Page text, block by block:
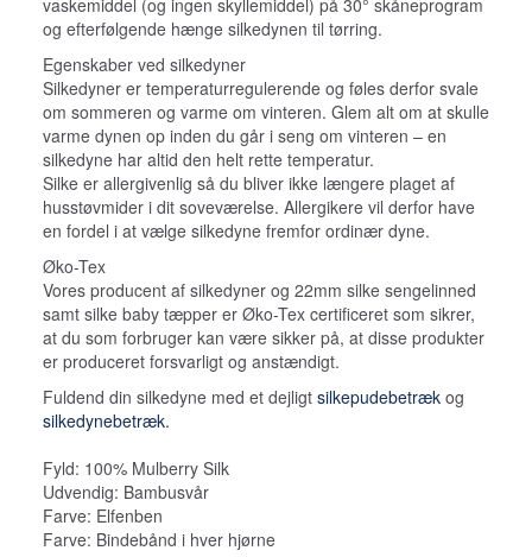
og efterfølgende hænge silkedynen til tørring.
Egenskaber ved silkedyner
Silkedyner er temperaturregulerende og føles derfor svale
om sommeren og varme om vinteren. Glem alt om at skulle
varme dynen op inden du går i seng om vinteren – en
silkedyne har altid den helt rette temperatur.
Silke er allergivenlig så du bliver ikke længere plaget af
husstøvmider i dit soveværelse. Allergikere vil derfor have
en fordel i at vælge silkedyne fremfor ordinær dyne.
Øko-Tex
Vores producent af silkedyner og 22mm silke sengelinned
samt silke baby tæpper er Øko-Tex certificeret som sikrer,
at du som forbruger kan være sikker på, at disse produkter
er produceret forsvarligt og anstændigt.
Fuldend din silkedyne med et dejligt silkepudebetræk og
silkedynebetræk.
Fyld: 100% Mulberry Silk
Udvendig: Bambusvår
Farve: Elfenben
Farve: Bindebånd i hver hjørne